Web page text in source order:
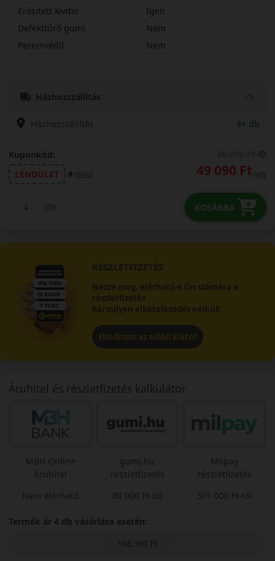
Erősített kivitel
Igen
Defekttűrő gumi
Nem
Peremvédő
Nem
Házhozszállítás
Házhozszállítás 4+ db
Kuponkód:
LENDÜLET
másol 49 090 Ft/db
db KOSÁRBA
RÉSZLETFIZETÉS
Nézze meg, elérhető-e Ön számára a
részletfizetés
bármilyen elköteleződés nélkül!
Elindítom az előbírálatot
Áruhitel és részletfizetés kalkulátor
MBH Online
Áruhitel
Nem elérhető
gumi.hu
részletfizetés
80 000 Ft-tól
Milpay
részletfizetés
501 000 Ft-tól
Termék ár 4 db vásárlása esetén:
196 360 Ft